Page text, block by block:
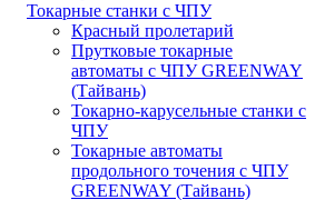
Токарные станки с ЧПУ
Красный пролетарий
Прутковые токарные
автоматы с ЧПУ GREENWAY
(Тайвань)
Токарно-карусельные станки с
ЧПУ
Токарные автоматы
продольного точения с ЧПУ
GREENWAY (Тайвань)